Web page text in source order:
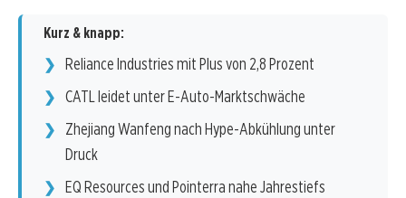
Kurz & knapp:
Reliance Industries mit Plus von 2,8 Prozent
CATL leidet unter E-Auto-Marktschwäche
Zhejiang Wanfeng nach Hype-Abkühlung unter
Druck
EQ Resources und Pointerra nahe Jahrestiefs